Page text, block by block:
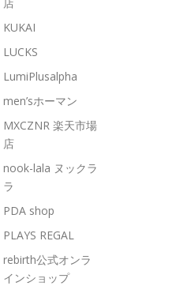
KUKAI
LUCKS
LumiPlusalpha
men’sホーマン
MXCZNR 楽天市場
店
nook-lala ヌックラ
ラ
PDA shop
PLAYS REGAL
rebirth公式オンラ
インショップ